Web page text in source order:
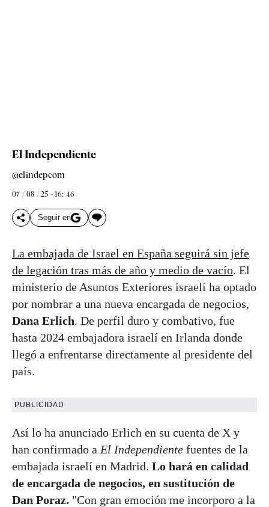
El Independiente
@elindepcom
07 / 08 / 25 - 16: 46
Seguir en
La embajada de Israel en España seguirá sin jefe
de legación tras más de año y medio de vacío. El
ministerio de Asuntos Exteriores israelí ha optado
por nombrar a una nueva encargada de negocios,
Dana Erlich. De perfil duro y combativo, fue
hasta 2024 embajadora israelí en Irlanda donde
llegó a enfrentarse directamente al presidente del
país.
PUBLICIDAD
Así lo ha anunciado Erlich en su cuenta de X y
han confirmado a El Independiente fuentes de la
embajada israelí en Madrid. Lo hará en calidad
de encargada de negocios, en sustitución de
Dan Poraz. "Con gran emoción me incorporo a la